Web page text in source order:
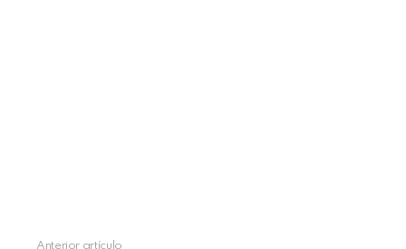
Anterior artículo